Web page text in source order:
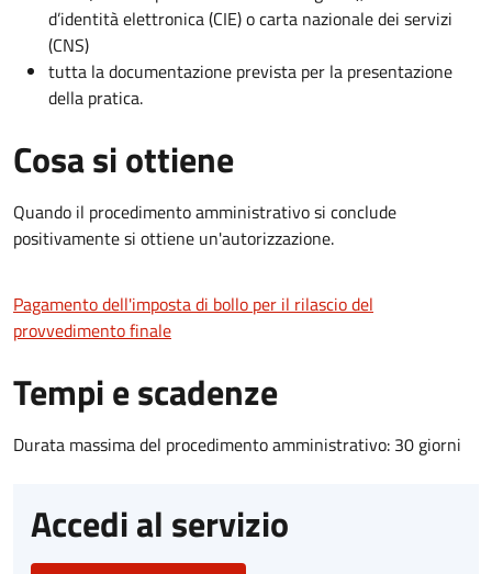
d’identità elettronica (CIE) o carta nazionale dei servizi
(CNS)
tutta la documentazione prevista per la presentazione
della pratica.
Cosa si ottiene
Quando il procedimento amministrativo si conclude
positivamente si ottiene un'autorizzazione.
Pagamento dell'imposta di bollo per il rilascio del
provvedimento finale
Tempi e scadenze
Durata massima del procedimento amministrativo: 30 giorni
Accedi al servizio